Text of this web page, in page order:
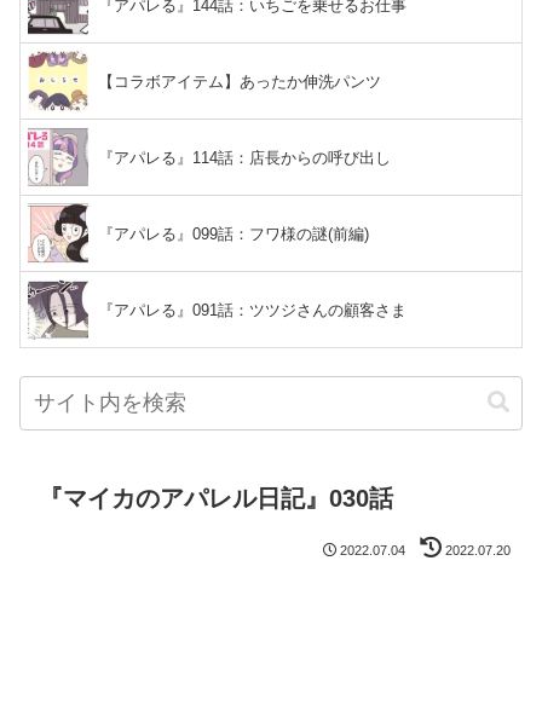
『アパレる』144話：いちごを乗せるお仕事
【コラボアイテム】あったか伸洗パンツ
『アパレる』114話：店長からの呼び出し
『アパレる』099話：フワ様の謎(前編)
『アパレる』091話：ツツジさんの顧客さま
『マイカのアパレル日記』030話
2022.07.04 2022.07.20